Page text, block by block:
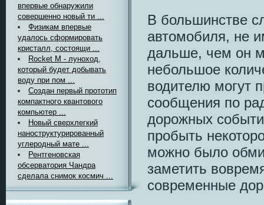
впервые обнаружили
совершенно новый ти ...
Физикам впервые
удалось сформировать
кристалл, состоящи ...
Rocket M - луноход,
который будет добывать
воду при пом ...
Создан первый прототип
компактного квантового
компьютер ...
Новый сверхлегкий
наноструктурированный
углеродный мате ...
Рентгеновская
обсерватория Чандра
сделала снимок космич ...
В большинстве
автомобиля, не
дальше, чем он
небольшое
водителю могут
сообщения по
дорожных
пробыть
можно было
заметить
современные